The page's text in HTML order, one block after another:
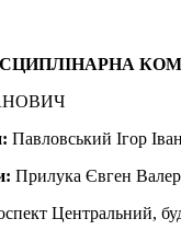
Павловський Ігор
Прилука Євген
Центральний,